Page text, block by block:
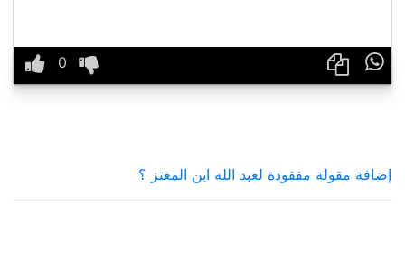

إضافة مقولة مفقودة لعبد الله ابن المعتز ؟